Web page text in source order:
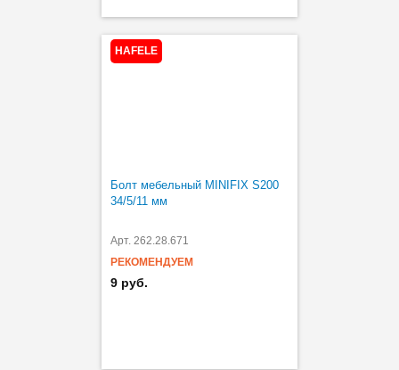
HAFELE
Болт мебельный MINIFIX S200
34/5/11 мм
Арт. 262.28.671
РЕКОМЕНДУЕМ
9 руб.